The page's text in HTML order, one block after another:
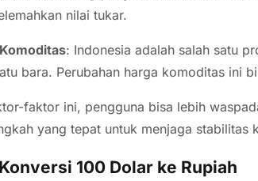
nilai tukar.
: Indonesia adalah salah satu
bara. Perubahan harga komoditas ini
faktor ini, pengguna bisa lebih
yang tepat untuk menjaga stabilitas
100 Dolar ke Rupiah